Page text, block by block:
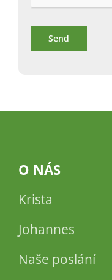
O NÁS
Krista
Johannes
Naše poslání